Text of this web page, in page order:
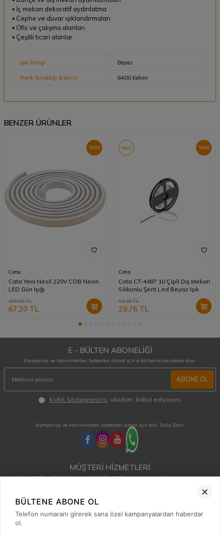
▪ İç mekan dekoratif aydınlatma
▪ Cephe ve duvar ışıklandırmaları
▪ Ofis ve çalışma alanları
▪ Çeşitli ticari alanlar
Işık Rengi Beyaz
Renk Sıcaklığı (Kelvin) 6400 Kelvin
BENZER ÜRÜNLER
%60
Cata
Cata Yeni Nesil 220V COB Neon
LED Gün Işığı
168,00TL
67,20 TL
%60
Yeni
Cata
Cata CT-4487 10 Çipli Dış Mekan
Silikonlu Şerit Led Beyaz Işık
74,40TL
29,76TL
E - BÜLTEN ABONELİĞİ
Kampanya ve indirimlerden haberdar olmak için e-bültenimize abone olun.
ABONE OL
KVKK Sözleşmesi'ni , okudum, kabul ediyorum.
Kampanya ve indirimlerden haberdar olmak için bizi Takip Edin!
MÜŞTERİ HİZMETLERİ
Hafta içi 08:00 - 18:00 / Cumartesi 08:00 - 13:00 arası merak ettiğiniz tüm sorular ve
0850 515 01 10
BÜLTENE ABONE OL
Telefon numaranı girerek sana özel kampanyalardan haberdar
ol.